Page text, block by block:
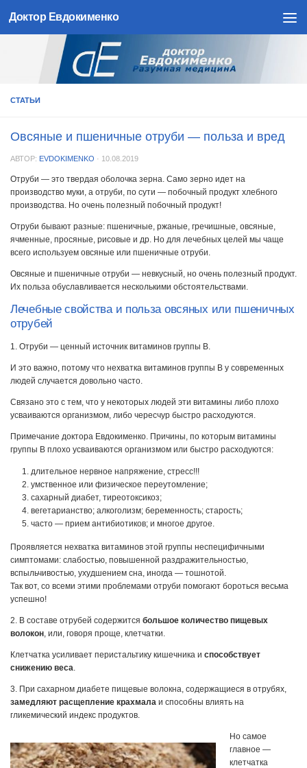
Skip to content
Доктор Евдокименко
СТАТЬИ
Овсяные и пшеничные отруби — польза и вред
АВТОР: EVDOKIMENKO · 10.08.2019
Отруби — это твердая оболочка зерна. Само зерно идет на
производство муки, а отруби, по сути — побочный продукт хлебного
производства. Но очень полезный побочный продукт!
Отруби бывают разные: пшеничные, ржаные, гречишные, овсяные,
ячменные, просяные, рисовые и др. Но для лечебных целей мы чаще
всего используем овсяные или пшеничные отруби.
Овсяные и пшеничные отруби — невкусный, но очень полезный продукт.
Их польза обуславливается несколькими обстоятельствами.
Лечебные свойства и польза овсяных или пшеничных
отрубей
1. Отруби — ценный источник витаминов группы В.
И это важно, потому что нехватка витаминов группы В у современных
людей случается довольно часто.
Связано это с тем, что у некоторых людей эти витамины либо плохо
усваиваются организмом, либо чересчур быстро расходуются.
Примечание доктора Евдокименко. Причины, по которым витамины
группы В плохо усваиваются организмом или быстро расходуются:
длительное нервное напряжение, стресс!!!
умственное или физическое переутомление;
сахарный диабет, тиреотоксикоз;
вегетарианство; алкоголизм; беременность; старость;
часто — прием антибиотиков; и многое другое.
Проявляется нехватка витаминов этой группы неспецифичными
симптомами: слабостью, повышенной раздражительностью,
вспыльчивостью, ухудшением сна, иногда — тошнотой.
Так вот, со всеми этими проблемами отруби помогают бороться весьма
успешно!
2. В составе отрубей содержится большое количество пищевых
волокон , или, говоря проще, клетчатки.
Клетчатка усиливает перистальтику кишечника и способствует
снижению веса
3. При сахарном диабете пищевые волокна, содержащиеся в отрубях,
замедляют расщепление крахмала и способны влиять на
гликемический индекс продуктов.
Но самое
главное —
клетчатка